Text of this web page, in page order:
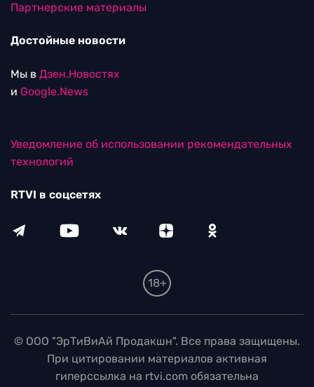
Партнерские материалы
Достойные новости
Мы в Дзен.Новостях
и Google.News
Уведомление об использовании рекомендательных
технологий
RTVI в соцсетях
18+
© ООО "ЭрТиВиАй Продакшн". Все права защищены.
При цитировании материалов активная
гиперссылка на rtvi.com обязательна